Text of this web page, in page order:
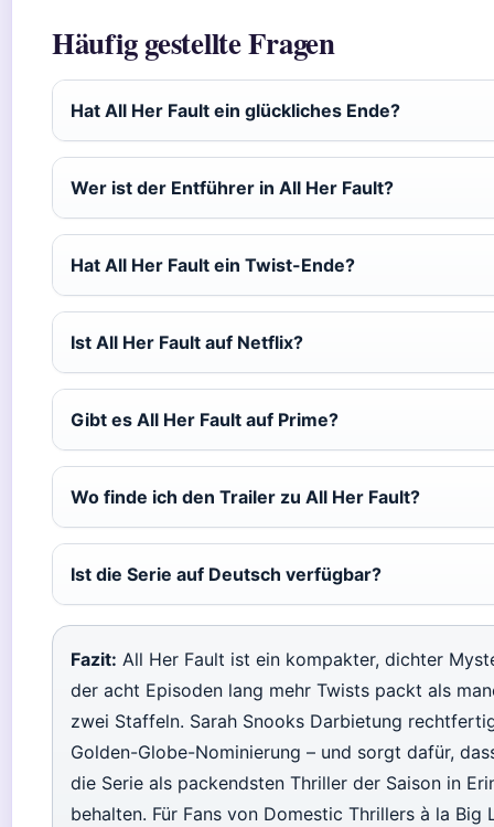
Häufig gestellte Fragen
Hat All Her Fault ein glückliches Ende?
Wer ist der Entführer in All Her Fault?
Hat All Her Fault ein Twist-Ende?
Ist All Her Fault auf Netflix?
Gibt es All Her Fault auf Prime?
Wo finde ich den Trailer zu All Her Fault?
Ist die Serie auf Deutsch verfügbar?
Fazit: All Her Fault ist ein kompakter, dichter
der acht Episoden lang mehr Twists packt als
zwei Staffeln. Sarah Snooks Darbietung
Golden-Globe-Nominierung – und sorgt dafür,
die Serie als packendsten Thriller der Saison in
behalten. Für Fans von Domestic Thrillers à la Big